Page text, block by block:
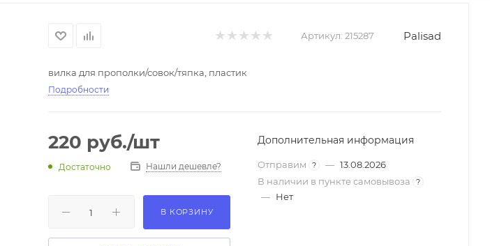
Артикул: 215287 Palisad
вилка для прополки/совок/тяпка, пластик
Подробности
220 руб./шт
Достаточно Нашли дешевле?
В КОРЗИНУ
Дополнительная информация
Отправим ? — 13.08.2026
В наличии в пункте самовывоза
?
— Нет